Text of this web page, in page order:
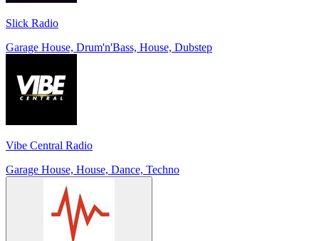
Slick Radio
Garage House, Drum'n'Bass, House, Dubstep
Vibe Central Radio
Garage House, House, Dance, Techno